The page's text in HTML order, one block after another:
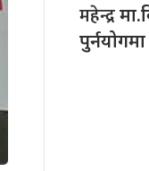
महेन्द्र